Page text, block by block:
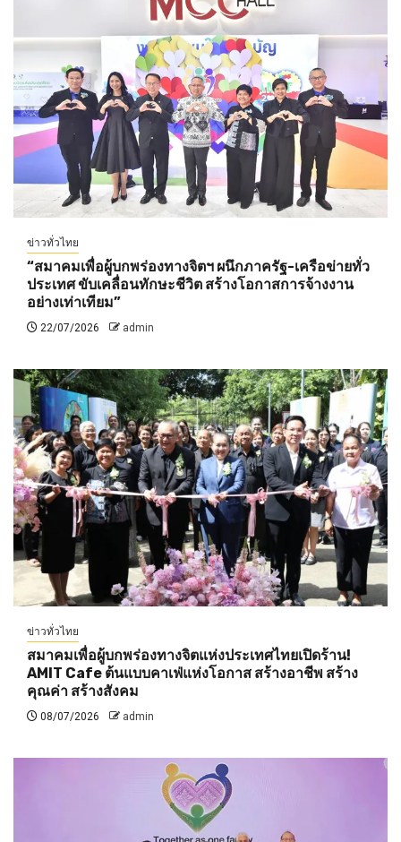
ข่าวทั่วไทย
“สมาคมเพื่อผู้บกพร่องทางจิตฯ ผนึกภาครัฐ-เครือข่ายทั่ว
ประเทศ ขับเคลื่อนทักษะชีวิต สร้างโอกาสการจ้างงาน
อย่างเท่าเทียม”
22/07/2026 admin
ข่าวทั่วไทย
สมาคมเพื่อผู้บกพร่องทางจิตแห่งประเทศไทยเปิดร้าน!
AMIT Cafe ต้นแบบคาเฟ่แห่งโอกาส สร้างอาชีพ สร้าง
คุณค่า สร้างสังคม
08/07/2026 admin